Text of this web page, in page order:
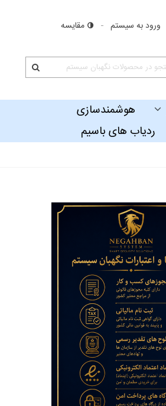
ورود به سیستم مقایسه
هوشمندسازی
ردیاب های باسیم